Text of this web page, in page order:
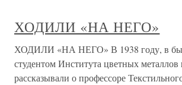
ХОДИЛИ «НА НЕГО»
ХОДИЛИ «НА НЕГО» В 1938 году, в
студентом Института цветных металлов
рассказывали о профессоре